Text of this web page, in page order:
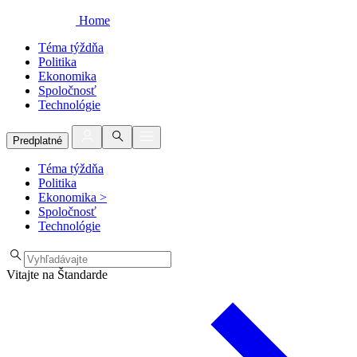
Home
Téma týždňa
Politika
Ekonomika
Spoločnosť
Technológie
Predplatné
Téma týždňa
Politika
Ekonomika >
Spoločnosť
Technológie
Vitajte na Štandarde